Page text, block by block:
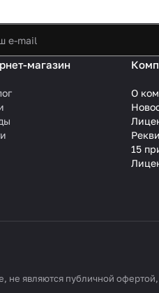
магазин
О
15
не являются публичной